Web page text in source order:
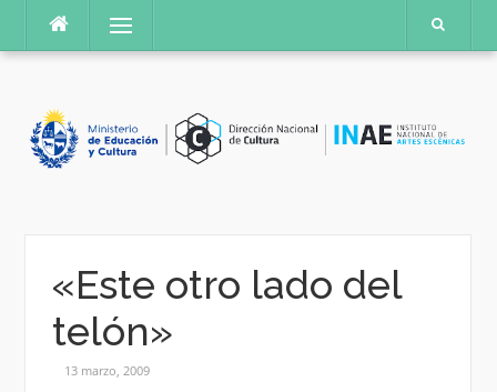
contenido
Menú
«Este otro lado del
telón»
13 marzo, 2009